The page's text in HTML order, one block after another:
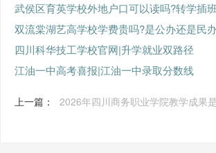
武侯区育英学校外地户口可以读吗?转学插班
双流棠湖艺高学校学费贵吗?是公办还是民
四川科华技工学校官网|升学就业双路径
江油一中高考喜报|江油一中录取分数线
上一篇： 2026年四川商务职业学院教学成果